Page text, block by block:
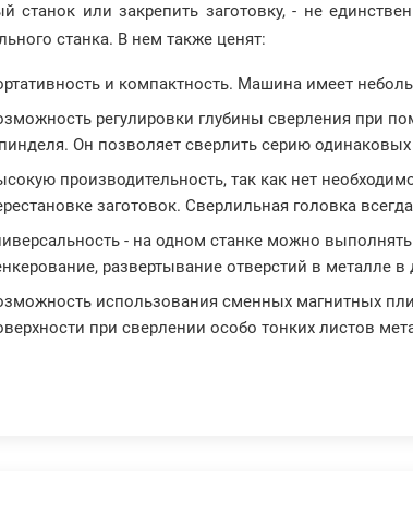
станок или закрепить заготовку, - не
станка. В нем также ценят:
и компактность. Машина имеет
регулировки глубины сверления при
Он позволяет сверлить серию одинаковых
производительность, так как нет
заготовок. Сверлильная головка
- на одном станке можно
развертывание отверстий в металле
использования сменных магнитных
при сверлении особо тонких листов